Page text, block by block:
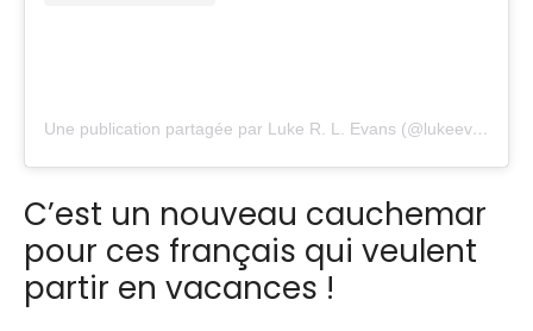
Une publication partagée par Luke R. L. Evans (@lukeevanstravel)
C’est un nouveau cauchemar
pour ces français qui veulent
partir en vacances !